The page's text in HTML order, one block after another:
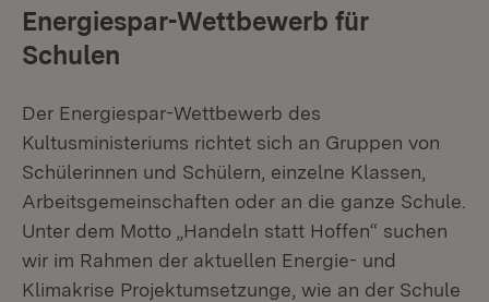
Energiespar-Wettbewerb für
Schulen
Der Energiespar-Wettbewerb des
Kultusministeriums richtet sich an Gruppen von
Schülerinnen und Schülern, einzelne Klassen,
Arbeitsgemeinschaften oder an die ganze Schule.
Unter dem Motto „Handeln statt Hoffen“ suchen
wir im Rahmen der aktuellen Energie- und
Klimakrise Projektumsetzunge, wie an der Schule